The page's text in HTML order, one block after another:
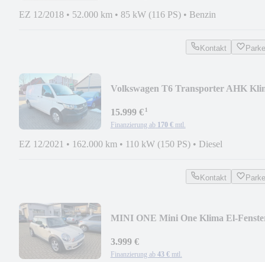
EZ 12/2018 • 52.000 km • 85 kW (116 PS) • Benzin
Kontakt
Volkswagen T6 Transporter AHK
15.999 €¹
Finanzierung ab 170 € mtl.
EZ 12/2021 • 162.000 km • 110 kW (150 PS) • Diesel
Kontakt
MINI ONE Mini One Klima El-
3.999 €
Finanzierung ab 43 € mtl.